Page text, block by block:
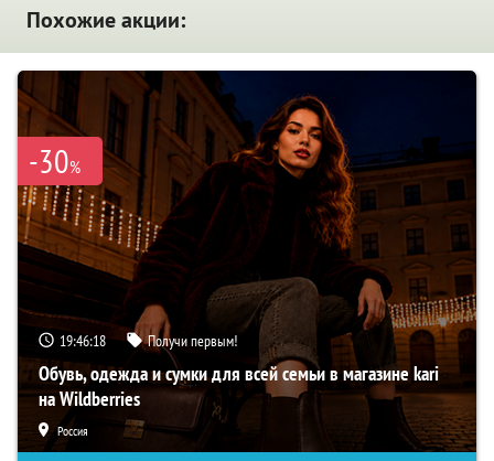
Похожие акции:
-30%
19:46:17 Получи первым!
Обувь, одежда и сумки для всей семьи в магазине kari
на Wildberries
Россия